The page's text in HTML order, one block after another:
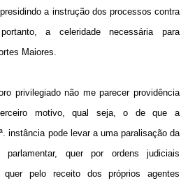
a instrução dos processos contra
a celeridade necessária para
Maiores.
privilegiado não me parecer providência
motivo, qual seja, o de que a
instância pode levar a uma paralisação da
parlamentar, quer por ordens judiciais
quer pelo receito dos próprios agentes